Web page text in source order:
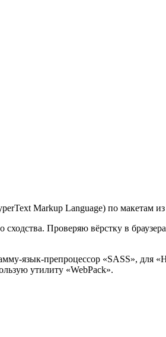
Markup Language) по макетам
Проверяю вёрстку в
язык-препроцессор «SASS», для
утилиту «WebPack».